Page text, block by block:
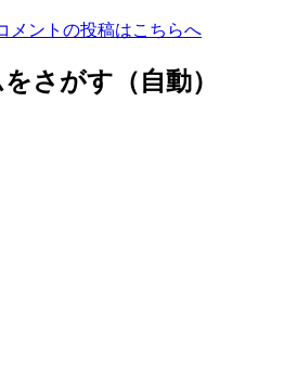
メントの投稿はこちらへ
さがす（自動）